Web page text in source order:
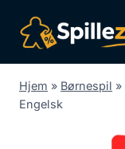
indhold
Hjem » Børnespil »
Engelsk